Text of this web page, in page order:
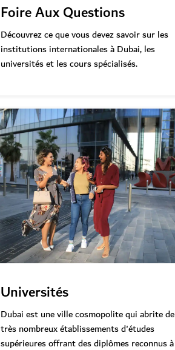
Foire Aux Questions
Découvrez ce que vous devez savoir sur les
institutions internationales à Dubai, les
universités et les cours spécialisés.
Universités
Dubai est une ville cosmopolite qui abrite de
très nombreux établissements d'études
supérieures offrant des diplômes reconnus à